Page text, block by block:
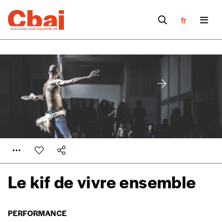
fr
Le kif de vivre ensemble
Se connecter
Formulaire de
commande
PERFORMANCE